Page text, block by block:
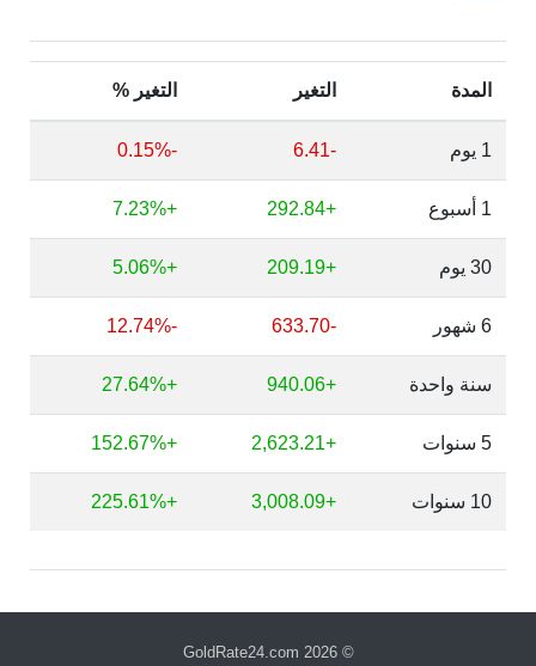
المدة التغير التغير %
1 يوم -6.41
-0.15%
1 أسبوع +292.84
+7.23%
30 يوم +209.19
+5.06%
6 شهور -633.70
-12.74%
سنة واحدة +940.06
+27.64%
5 سنوات +2,623.21
+152.67%
10 سنوات +3,008.09
+225.61%
© 2026
GoldRate24.com